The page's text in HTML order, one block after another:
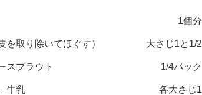
1個分
を取り除いてほぐす） 大さじ1と1/2
スプラウト 1/4パック
牛乳 各大さじ1